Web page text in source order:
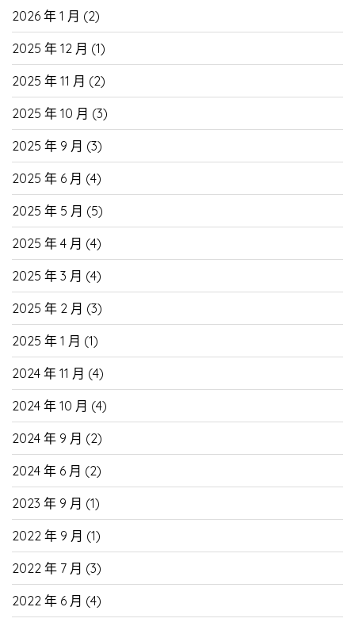
2026 年 1 月 (2)
2025 年 12 月 (1)
2025 年 11 月 (2)
2025 年 10 月 (3)
2025 年 9 月 (3)
2025 年 6 月 (4)
2025 年 5 月 (5)
2025 年 4 月 (4)
2025 年 3 月 (4)
2025 年 2 月 (3)
2025 年 1 月 (1)
2024 年 11 月 (4)
2024 年 10 月 (4)
2024 年 9 月 (2)
2024 年 6 月 (2)
2023 年 9 月 (1)
2022 年 9 月 (1)
2022 年 7 月 (3)
2022 年 6 月 (4)